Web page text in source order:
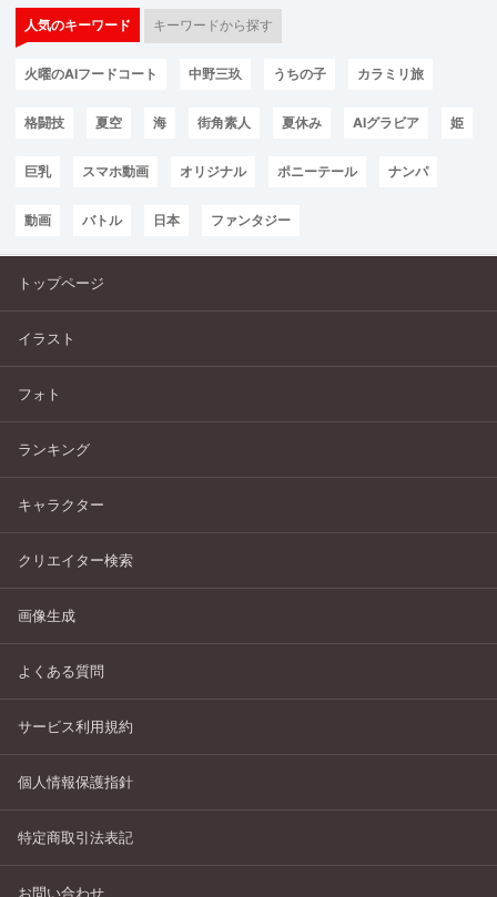
人気のキーワード キーワードから探す
火曜のAIフードコート 中野三玖 うちの子 カラミリ旅
格闘技 夏空 海 街角素人 夏休み AIグラビア 姫
巨乳 スマホ動画 オリジナル ポニーテール ナンパ
動画 バトル 日本 ファンタジー
トップページ
イラスト
フォト
ランキング
キャラクター
クリエイター検索
画像生成
よくある質問
サービス利用規約
個人情報保護指針
特定商取引法表記
お問い合わせ